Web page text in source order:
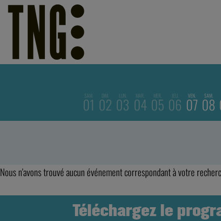
SAM.
01 DIM.
02 LUN.
03 MAR.
04 MER.
05 JEU.
06 VEN.
07 SAM.
08
Nous n'avons trouvé aucun événement correspondant à votre
Téléchargez le